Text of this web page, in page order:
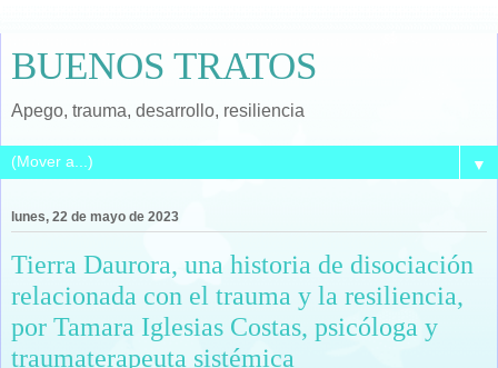
BUENOS TRATOS
Apego, trauma, desarrollo, resiliencia
▼
lunes, 22 de mayo de 2023
Tierra Daurora, una historia de disociación
relacionada con el trauma y la resiliencia,
por Tamara Iglesias Costas, psicóloga y
traumaterapeuta sistémica